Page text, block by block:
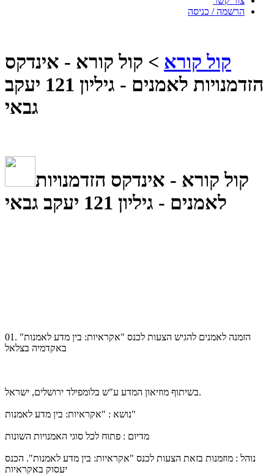
הרשמה / כניסה
קול קורא > קול קורא - אינדקס
הזדמנויות לאמנים - גיליון 121 יעקב
גבאי
קול קורא - אינדקס הזדמנויות
לאמנים - גיליון 121 יעקב גבאי
01. הזמנה לאמנים להגיש הצעות לכנס "אקראיות: בין מדע לאמנות"
באקדמיה בצלאל
בשיתוף מוזיאון המדע ע"ש בלומפילד ירושלים, ישראל.
נושא : "אקראיות: בין מדע לאמנות"
מדיום : פתוח לכל סוגי האמנויות השונות
נוהל : מוזמנות בזאת הצעות לכנס "אקראיות: בין מדע לאמנות". הכנס
יעסוק באקראיות